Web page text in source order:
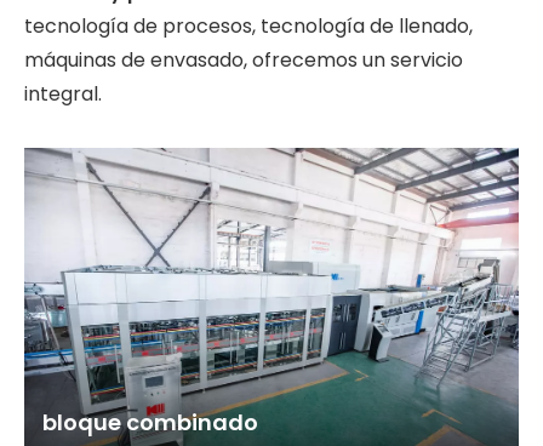
tecnología de procesos, tecnología de llenado,
máquinas de envasado, ofrecemos un servicio
integral.
bloque combinado